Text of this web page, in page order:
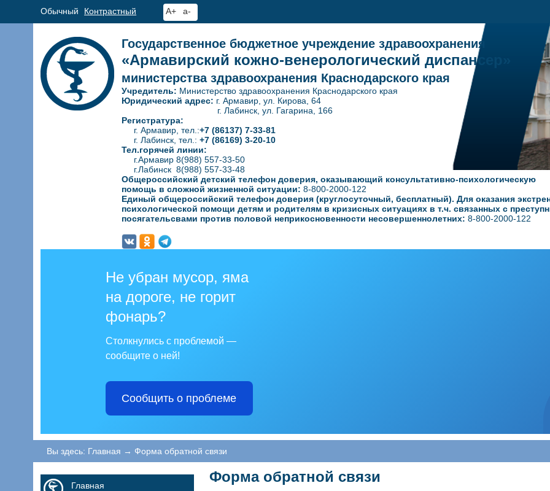
Обычный Контрастный A+ a-
Государственное бюджетное учреждение здравоохранения
«Армавирский кожно-венерологический диспансер»
министерства здравоохранения Краснодарского края
Учредитель: Министерство здравоохранения Краснодарского края
Юридический адрес: г. Армавир, ул. Кирова, 64
г. Лабинск, ул. Гагарина, 166
Регистратура:
г. Армавир, тел.:+7 (86137) 7-33-81
г. Лабинск, тел.:+7 (86169) 3-20-10
Тел.горячей линии:
г.Армавир 8(988) 557-33-50
г.Лабинск 8(988) 557-33-48
Общероссийский детский телефон доверия, оказывающий консультативно-психологическую
помощь в сложной жизненной ситуации:8-800-2000-122
Единый общероссийский телефон доверия (круглосуточный, бесплатный). Для оказания
психологической помощи детям и родителям в кризисных ситуациях в т.ч. связанных с
посягательсвами против половой неприкосновенности несовершеннолетних: 8-800-2000-122
Не убран мусор, яма
на дороге, не горит
фонарь?
Столкнулись с проблемой —
сообщите о ней!
Сообщить о проблеме
Вы здесь: Главная → Форма обратной связи
Главная
Форма обратной связи